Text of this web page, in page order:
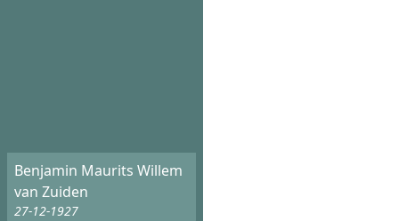
Benjamin Maurits Willem
van Zuiden
27-12-1927